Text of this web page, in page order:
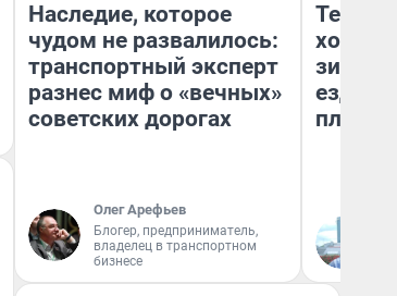
Наследие, которое
чудом не развалилось:
транспортный эксперт
разнес миф о «вечных»
советских дорогах
Олег Арефьев
Блогер, предприниматель,
владелец в транспортном
бизнесе
Тепло
зимой.
ездит
плюсы